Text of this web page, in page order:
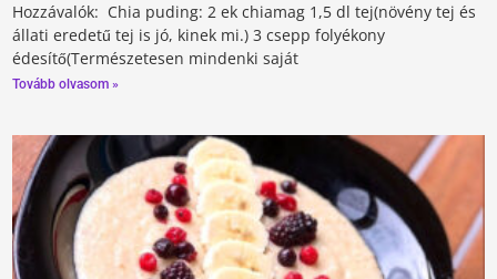
Hozzávalók: ⁣⁣ Chia puding: 2 ek chiamag 1,5 dl tej(növény tej és
állati eredetű tej is jó, kinek mi.)⁣⁣ 3 csepp folyékony
édesítő(Természetesen mindenki saját
Tovább olvasom »